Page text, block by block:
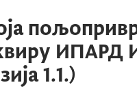
ИПАРД
1.1.)